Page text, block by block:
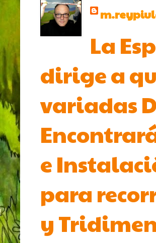
La
dirige a
variadas
e
para
y